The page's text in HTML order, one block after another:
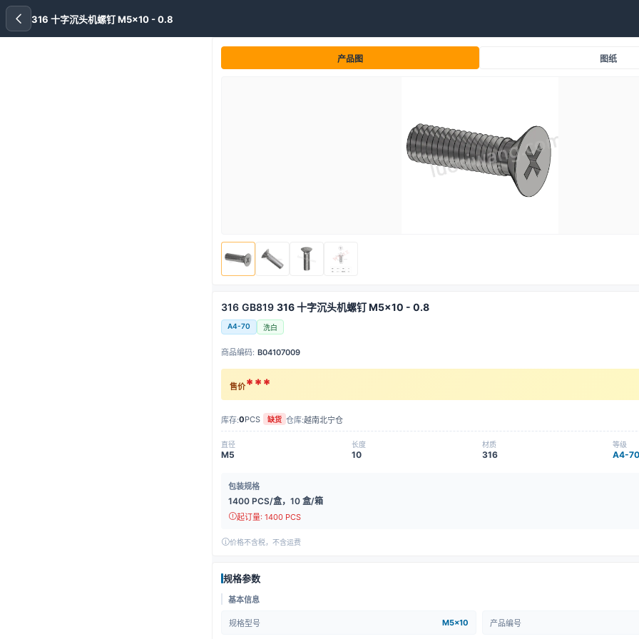
316 十字沉头机螺钉 M5x10 - 0.8
产品图 图纸
316 GB819 316 十字沉头机螺钉 M5x10 - 0.8
A4-70 洗白
商品编码: B04107009
售价***
库存:0PCS 缺货 仓库:越南北宁仓
直径
M5
长度
10
材质
316
等级
A4-70
包装规格
1400 PCS/盒，10 盒/箱
起订量: 1400 PCS
价格不含税，不含运费
规格参数
基本信息
规格型号 M5x10 产品编号